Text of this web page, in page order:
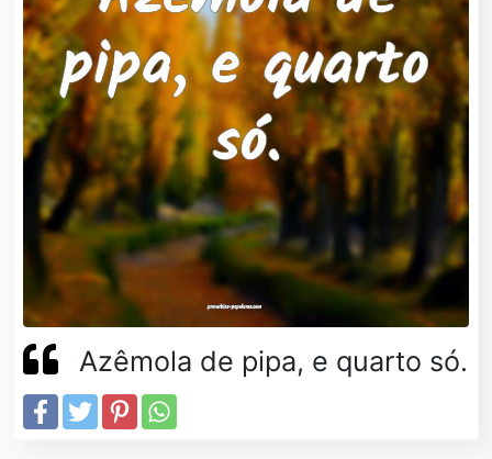
Azêmola de pipa, e quarto só.